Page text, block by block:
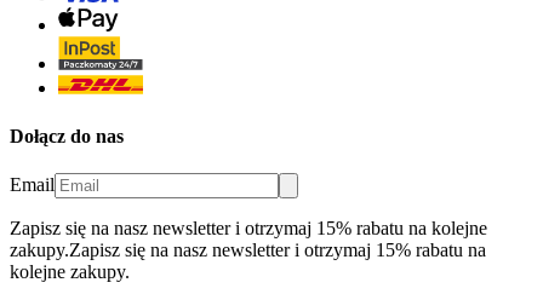
Dołącz do nas
Email
Zapisz się na nasz newsletter i otrzymaj 15% rabatu na kolejne
zakupy.Zapisz się na nasz newsletter i otrzymaj 15% rabatu na
kolejne zakupy.